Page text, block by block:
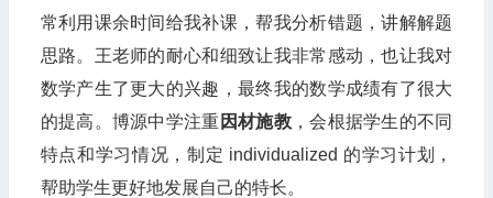
常利用课余时间给我补课，帮我分析错题，讲解解题
思路。王老师的耐心和细致让我非常感动，也让我对
数学产生了更大的兴趣，最终我的数学成绩有了很大
的提高。博源中学注重 因材施教，会根据学生的不同
特点和学习情况，制定 individualized 的学习计划，
帮助学生更好地发展自己的特长。